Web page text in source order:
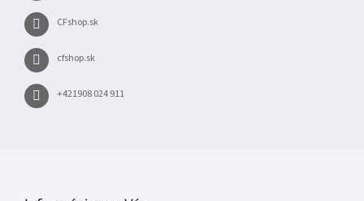
CFshop.sk
cfshop.sk
+421908 024 911